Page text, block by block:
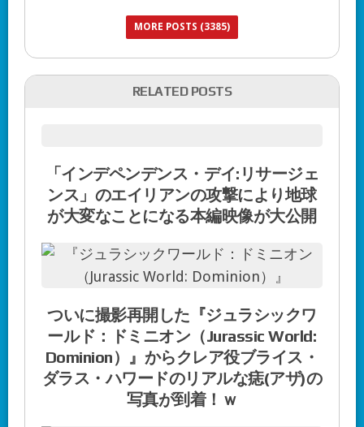
MORE POSTS (3385)
RELATED POSTS
「インデペンデンス・デイ:リサージェ
ンス」のエイリアンの攻撃により地球
が大変なことになる本編映像が大公開
ついに撮影再開した『ジュラシックワ
ールド：ドミニオン（Jurassic World:
Dominion）』からクレア役ブライス・
ダラス・ハワードのリアルな痣(アザ)の
写真が到着！ｗ